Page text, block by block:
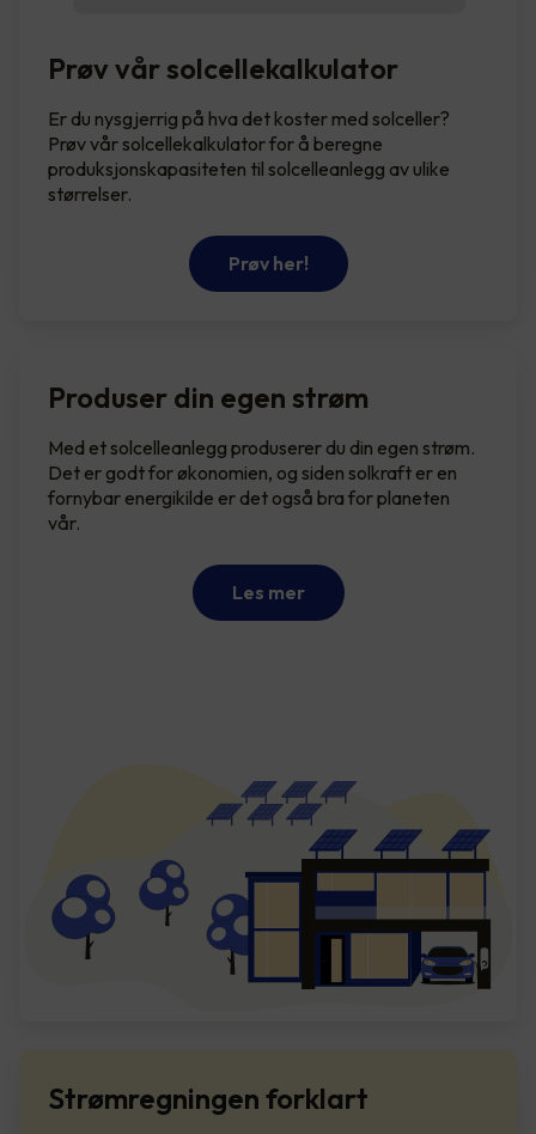
Prøv vår solcellekalkulator
Er du nysgjerrig på hva det koster med solceller?
Prøv vår solcellekalkulator for å beregne
produksjonskapasiteten til solcelleanlegg av ulike
størrelser.
Prøv her!
Produser din egen strøm
Med et solcelleanlegg produserer du din egen strøm.
Det er godt for økonomien, og siden solkraft er en
fornybar energikilde er det også bra for planeten
vår.
Les mer
Strømregningen forklart